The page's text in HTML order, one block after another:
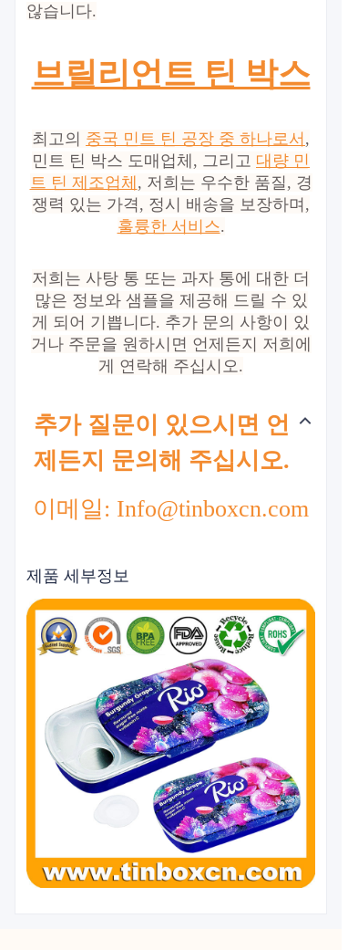
않습니다.
브릴리언트 틴 박스
최고의 중국 민트 틴 공장 중 하나로서 ,
민트 틴 박스 도매업체, 그리고 대량 민
트 틴 제조업체 , 저희는 우수한 품질, 경
쟁력 있는 가격, 정시 배송을 보장하며,
훌륭한 서비스.
저희는 사탕 통 또는 과자 통에 대한 더
많은 정보와 샘플을 제공해 드릴 수 있
게 되어 기쁩니다. 추가 문의 사항이 있
거나 주문을 원하시면 언제든지 저희에
게 연락해 주십시오.
추가 질문이 있으시면 언
제든지 문의해 주십시오.
이메일: Info@tinboxcn.com
제품 세부정보